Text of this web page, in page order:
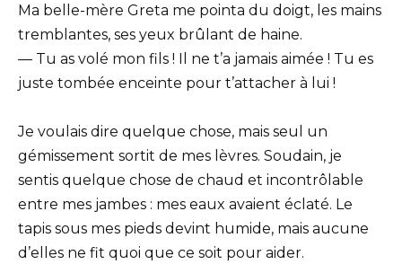
Ma belle-mère Greta me pointa du doigt, les mains
tremblantes, ses yeux brûlant de haine.
— Tu as volé mon fils ! Il ne t’a jamais aimée ! Tu es
juste tombée enceinte pour t’attacher à lui !
Je voulais dire quelque chose, mais seul un
gémissement sortit de mes lèvres. Soudain, je
sentis quelque chose de chaud et incontrôlable
entre mes jambes : mes eaux avaient éclaté. Le
tapis sous mes pieds devint humide, mais aucune
d’elles ne fit quoi que ce soit pour aider.